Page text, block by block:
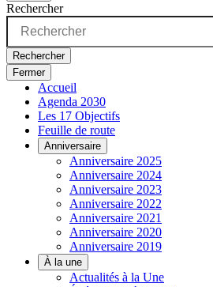
Rechercher
Rechercher
Fermer
Accueil
Agenda 2030
Les 17 Objectifs
Feuille de route
Anniversaire
Anniversaire 2025
Anniversaire 2024
Anniversaire 2023
Anniversaire 2022
Anniversaire 2021
Anniversaire 2020
Anniversaire 2019
À la une
Actualités à la Une